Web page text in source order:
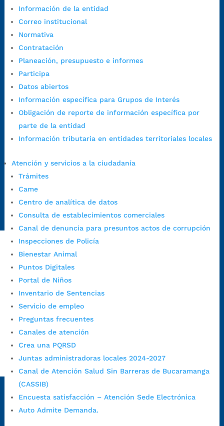
Información de la entidad
Correo institucional
Normativa
Contratación
Planeación, presupuesto e informes
Participa
Datos abiertos
Información específica para Grupos de Interés
Obligación de reporte de información específica por
parte de la entidad
Información tributaria en entidades territoriales locales
Atención y servicios a la ciudadanía
Trámites
Came
Centro de analítica de datos
Consulta de establecimientos comerciales
Canal de denuncia para presuntos actos de corrupción
Inspecciones de Policía
Bienestar Animal
Puntos Digitales
Portal de Niños
Inventario de Sentencias
Servicio de empleo
Preguntas frecuentes
Canales de atención
Crea una PQRSD
Juntas administradoras locales 2024-2027
Canal de Atención Salud Sin Barreras de Bucaramanga
(CASSIB)
Encuesta satisfacción – Atención Sede Electrónica
Auto Admite Demanda.
Canal de denuncia para presuntos actos de corrupción:
https://canaldenuncia.bucaramanga.gov.co/
Radique aquí su queja disciplinaria:
https://www.bucaramanga.gov.co/gobierno-ciudadanos-
1/secretarias/oficina-de-control-interno-disciplinario/
@AlcaldíaBGA
Alcaldía de Bucaramanga
Autorización de Tratamiento de Datos Personales
de Tratamiento de Datos Personales
|
Política web y
comunicaciones |Política de derechos de autor